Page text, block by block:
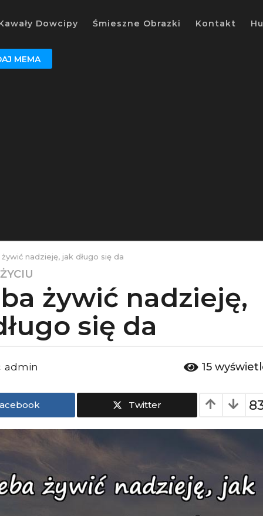
Dowcipy Śmieszne Obrazki Kontakt
MEMA
nadzieję, jak długo się da
żywić nadzieję,
się da
admin 15
Twitter